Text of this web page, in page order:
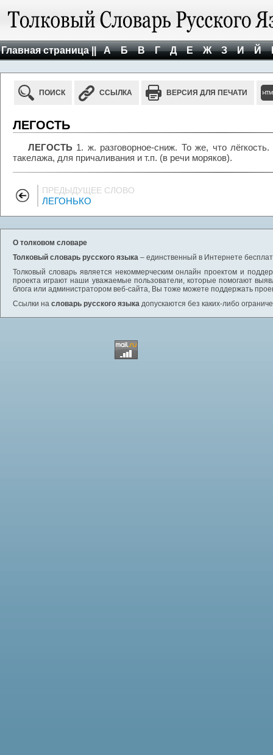
Главная страница || А Б В Г Д Е Ж З И Й
ПОИСК ССЫЛКА ВЕРСИЯ ДЛЯ ПЕЧАТИ
ЛЕГОСТЬ
ЛЕГОСТЬ 1. ж. разговорное-сниж. То же, что
такелажа, для причаливания и т.п. (в речи моряков).
ПРЕДЫДУЩЕЕ СЛОВО
ЛЕГОНЬКО
О толковом словаре
Толковый словарь русского языка – единственный в Интернете
Толковый словарь является некоммерческим онлайн проектом и
проекта играют наши уважаемые пользователи, которые помогают
блога или администратором веб-сайта, Вы тоже можете поддержать
Ссылки на словарь русского языка допускаются без каких-либо